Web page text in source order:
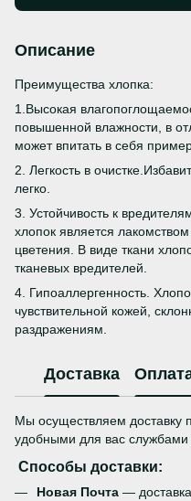
Описание
Преимущества хлопка:
1.Высокая
повышенной влажности, в
может впитать в себя
2. Легкость в
легко.
3. Устойчивость к
хлопок является
цветения. В виде ткани
тканевых вредителей.
4. Гипоаллергенность.
чувствительной кожей,
раздражениям.
Доставка
Мы осуществляем доставку
удобными для вас службами
Способы доставки:
Новая Почта —